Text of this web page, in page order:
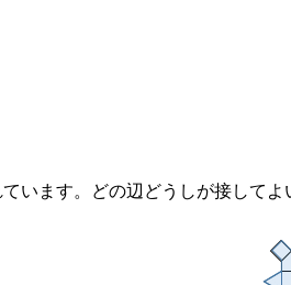
います。どの辺どうしが接して